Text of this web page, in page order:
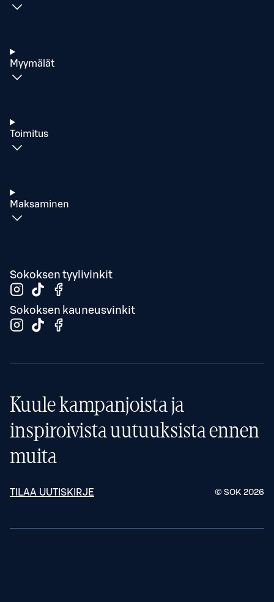
Myymälät
Toimitus
Maksaminen
Sokoksen tyylivinkit
Sokoksen kauneusvinkit
Kuule kampanjoista ja
inspiroivista uutuuksista ennen
muita
TILAA UUTISKIRJE © SOK 2026